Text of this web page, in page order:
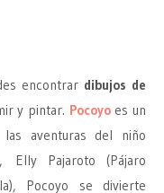
encontrar dibujos de
y pintar. Pocoyoes un
aventuras del niño
Elly Pajaroto (Pájaro
Pocoyo se divierte